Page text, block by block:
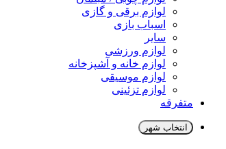
لوازم برقی و گازی
اسباب بازی
سایر
لوازم ورزشی
لوازم خانه و آشپزخانه
لوازم موسیقی
لوازم تزئینی
متفرقه
انتخاب شهر